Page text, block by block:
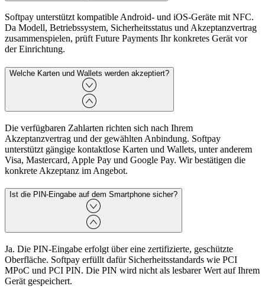
Softpay unterstützt kompatible Android- und iOS-Geräte mit NFC.
Da Modell, Betriebssystem, Sicherheitsstatus und Akzeptanzvertrag
zusammenspielen, prüft Future Payments Ihr konkretes Gerät vor
der Einrichtung.
Welche Karten und Wallets werden akzeptiert?
Die verfügbaren Zahlarten richten sich nach Ihrem
Akzeptanzvertrag und der gewählten Anbindung. Softpay
unterstützt gängige kontaktlose Karten und Wallets, unter anderem
Visa, Mastercard, Apple Pay und Google Pay. Wir bestätigen die
konkrete Akzeptanz im Angebot.
Ist die PIN-Eingabe auf dem Smartphone sicher?
Ja. Die PIN-Eingabe erfolgt über eine zertifizierte, geschützte
Oberfläche. Softpay erfüllt dafür Sicherheitsstandards wie PCI
MPoC und PCI PIN. Die PIN wird nicht als lesbarer Wert auf Ihrem
Gerät gespeichert.